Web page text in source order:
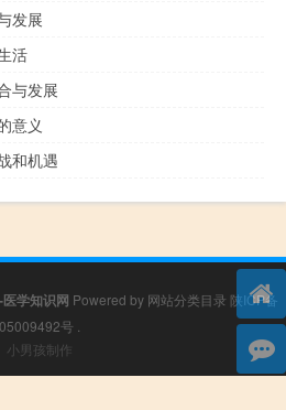
发展
活
与发展
意义
和机遇
学知识网 Powered by 网站分类目录 陕ICP备
05009492号
小男孩制作